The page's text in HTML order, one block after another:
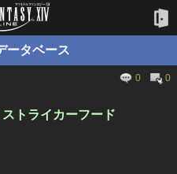
ータベース
0
0
トライカーフード